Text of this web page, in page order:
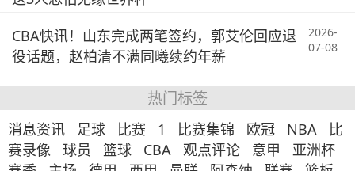
CBA快讯！山东完成两笔签约，郭艾伦回应退
役话题，赵柏清不满同曦续约年薪
2026-
07-08
热门标签
消息资讯 足球 比赛 1 比赛集锦 欧冠 NBA
比
赛录像
球员 篮球 CBA 观点评论 意甲
亚洲杯